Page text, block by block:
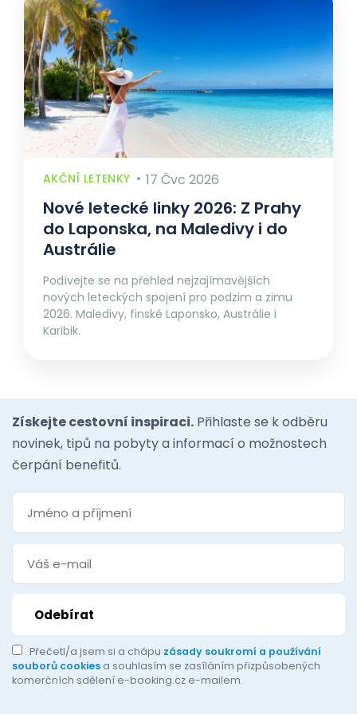
AKČNÍ LETENKY 17 Čvc 2026
Nové letecké linky 2026: Z Prahy
do Laponska, na Maledivy i do
Austrálie
Podívejte se na přehled nejzajímavějších
nových leteckých spojení pro podzim a zimu
2026. Maledivy, finské Laponsko, Austrálie i
Karibik.
Získejte cestovní inspiraci. Přihlaste se k odběru
novinek, tipů na pobyty a informací o možnostech
čerpání benefitů.
Přečetl/a jsem si a chápu zásady soukromí a používání
souborů cookies a souhlasím se zasíláním přizpůsobených
komerčních sdělení e-booking.cz e-mailem.